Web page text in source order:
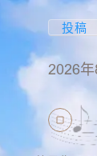
投稿
2026